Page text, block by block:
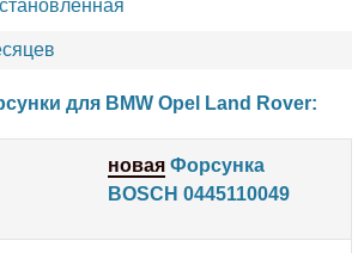
для BMW Opel Land Rover:
новая Форсунка
BOSCH 0445110049